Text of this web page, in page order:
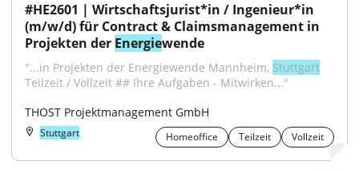
#HE2601 | Wirtschaftsjurist*in / Ingenieur*in
(m/w/d) für Contract & Claimsmanagement in
Projekten der Energiewende
"...in Projekten der Energiewende Mannheim, Stuttgart
Teilzeit / Vollzeit ## Ihre Aufgaben - Mitwirken..."
THOST Projektmanagement GmbH
Stuttgart Homeoffice Teilzeit Vollzeit